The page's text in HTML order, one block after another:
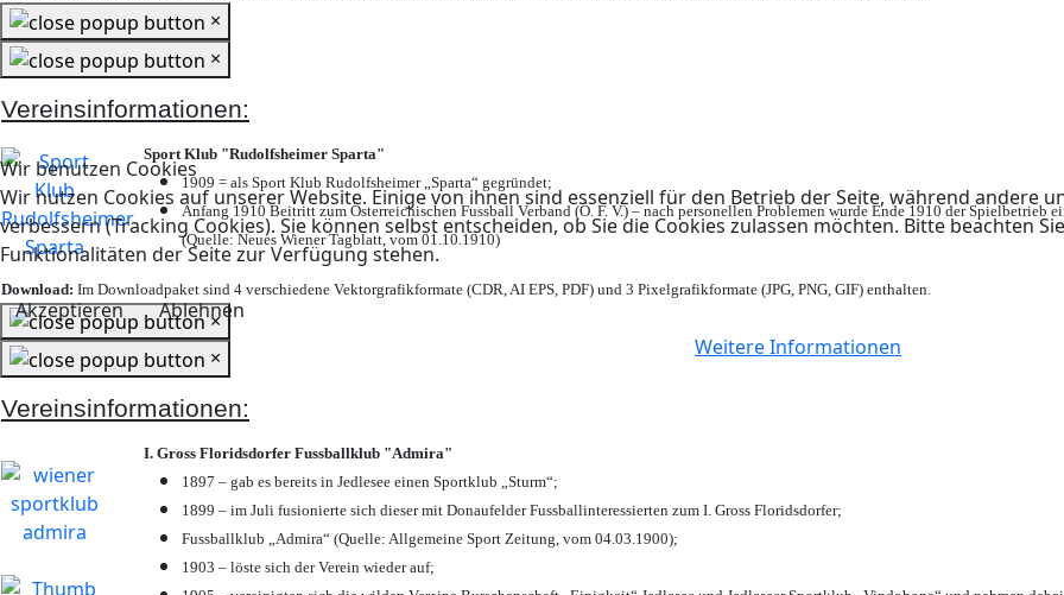
Wir benutzen Cookies
Wir nutzen Cookies auf unserer Website. Einige von ihnen sind essenziell für den Betrieb der Seite, während andere
verbessern (Tracking Cookies). Sie können selbst entscheiden, ob Sie die Cookies zulassen möchten. Bitte beachten
Funktionalitäten der Seite zur Verfügung stehen.
Akzeptieren
Ablehnen
Weitere Informationen
×
×
Vereinsinformationen:
Sport Klub "Rudolfsheimer Sparta"
1909 = als Sport Klub Rudolfsheimer „Sparta“ gegründet;
Anfang 1910 Beitritt zum Österreichischen Fussball Verband (Ö. F. V.) – nach personellen Problemen wurde Ende 1910 der
(Quelle: Neues Wiener Tagblatt, vom 01.10.1910)
Download: Im Downloadpaket sind 4 verschiedene Vektorgrafikformate (CDR, AI EPS, PDF) und 3 Pixelgrafikformate (JPG, PNG, GIF) enthalten.
×
×
Vereinsinformationen:
I. Gross Floridsdorfer Fussballklub "Admira"
1897 – gab es bereits in Jedlesee einen Sportklub „Sturm“;
1899 – im Juli fusionierte sich dieser mit Donaufelder Fussballinteressierten zum I. Gross Floridsdorfer;
Fussballklub „Admira“ (Quelle: Allgemeine Sport Zeitung, vom 04.03.1900);
1903 – löste sich der Verein wieder auf;